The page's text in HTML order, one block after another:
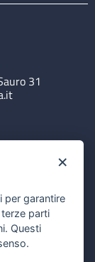
31
×
per garantire
parti
Questi